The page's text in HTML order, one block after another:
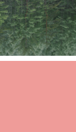
前へ

次へ

検索